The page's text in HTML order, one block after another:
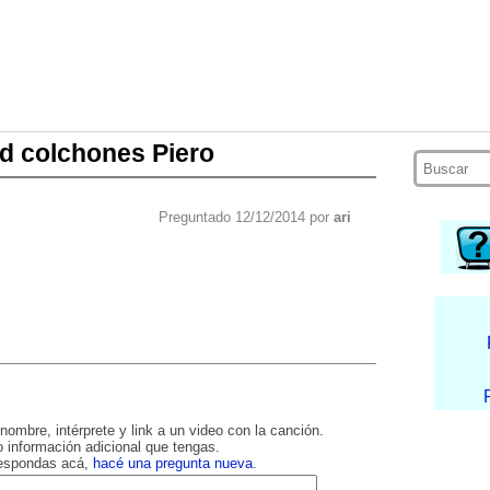
colchones Piero
Preguntado 12/12/2014 por ari
intérprete y link a un video con la canción.
adicional que tengas.
acá, hacé una pregunta nueva.